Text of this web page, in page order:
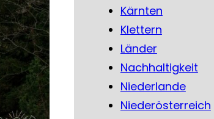
Kärnten
Klettern
Länder
Nachhaltigkeit
Niederlande
Niederösterreich